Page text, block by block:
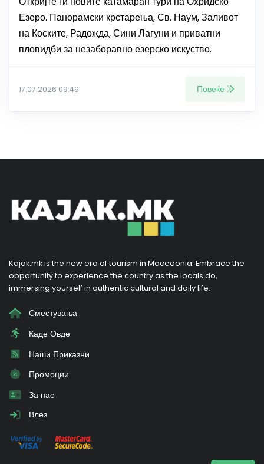
Езеро. Панорамски крстарења, Св. Наум, Заливот
на Коските, Радожда, Сини Лагуни и приватни
пловидби за незаборавно езерско искуство.
17.07.2026 09:49 Повеќе
Kajak.mk is the new era of tourism in Macedonia. Embrace the
opportunity to experience the country as the locals do,
immersing yourself in authentic cultural and daily life.
Сместувања
Каде Овде
Наши Приказни
Промоции
За нас
Влез